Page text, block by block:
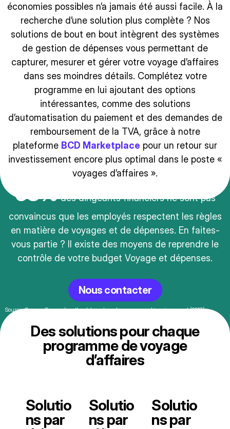
économies possibles n’a jamais été aussi facile. À la
recherche d’une solution plus complète ? Nos
solutions de bout en bout intègrent des systèmes
de gestion de dépenses vous permettant de
capturer, mesurer et gérer votre voyage d’affaires
dans ses moindres détails. Complétez votre
programme en lui ajoutant des options
intéressantes, comme des solutions
d’automatisation du paiement et des demandes de
remboursement de la TVA, grâce à notre
plateforme BCD Marketplace pour un retour sur
investissement encore plus optimal dans le poste «
voyages d’affaires ».
68%des dirigeants financiers ne sont pas
convaincus que les employés respectent les règles
en matière de voyages et de dépenses. En faites-
vous partie ? Il existe des moyens de reprendre le
contrôle de votre budget Voyage et dépenses.
Nous contacter
Source: Concur, Connecting the dots on travel, expense and invoice spend (2017)
Des solutions pour chaque
programme de voyage
d’affaires
Solutio
ns par
Solutio
ns par
Solutio
ns par